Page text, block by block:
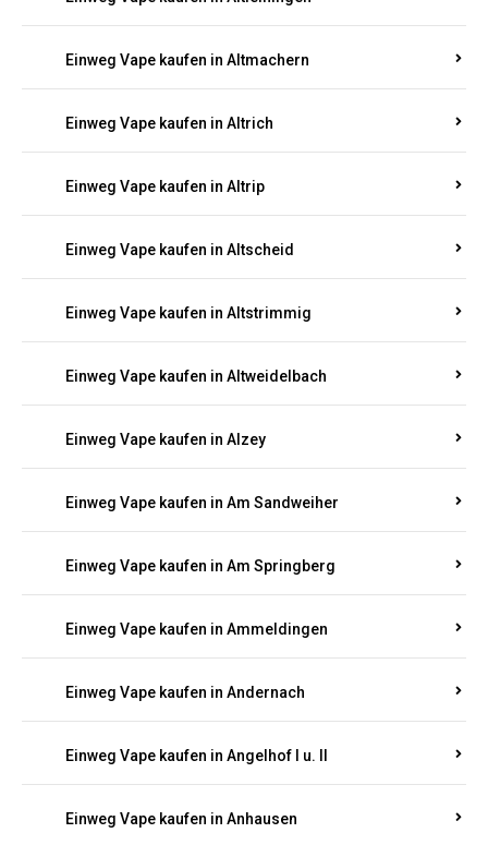
Einweg Vape kaufen in Altmachern
Einweg Vape kaufen in Altrich
Einweg Vape kaufen in Altrip
Einweg Vape kaufen in Altscheid
Einweg Vape kaufen in Altstrimmig
Einweg Vape kaufen in Altweidelbach
Einweg Vape kaufen in Alzey
Einweg Vape kaufen in Am Sandweiher
Einweg Vape kaufen in Am Springberg
Einweg Vape kaufen in Ammeldingen
Einweg Vape kaufen in Andernach
Einweg Vape kaufen in Angelhof I u. II
Einweg Vape kaufen in Anhausen